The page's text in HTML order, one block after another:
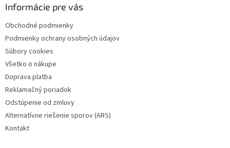
Informácie pre vás
Obchodné podmienky
Podmienky ochrany osobných údajov
Súbory cookies
Všetko o nákupe
Doprava platba
Reklamačný poriadok
Odstúpenie od zmluvy
Alternatívne riešenie sporov (ARS)
Kontakt